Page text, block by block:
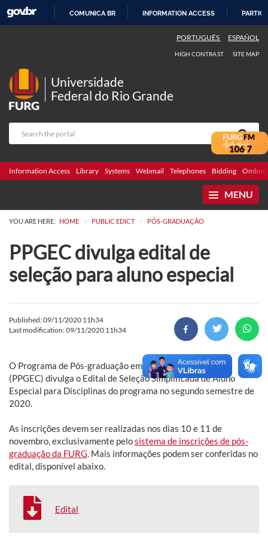
COMUNICA BR INFORMATION ACCESS
PORTUGUÊS ESPAÑOL
HIGH CONTRAST SITE MAP
Universidade
Federal do Rio Grande
Information Access Library Systems Webmail Telephones Bidding
MENU
YOU ARE HERE: HOME > PUBLIC EDICT > PÓS-GRADUAÇÃO
PPGEC divulga edital de
seleção para aluno especial
Published: 09/11/2020 11h34
Last modification: 09/11/2020 11h34
O Programa de Pós-graduação em Educação em Ciências
(PPGEC) divulga o Edital de Seleção Simplificada de Aluno
Especial para Disciplinas do programa no segundo semestre de
2020.
As inscrições devem ser realizadas nos dias 10 e 11 de
novembro, exclusivamente pelosistema de inscrições de pós-
graduação da FURG . Mais informações podem ser conferidas no
edital, disponível abaixo.
Edital